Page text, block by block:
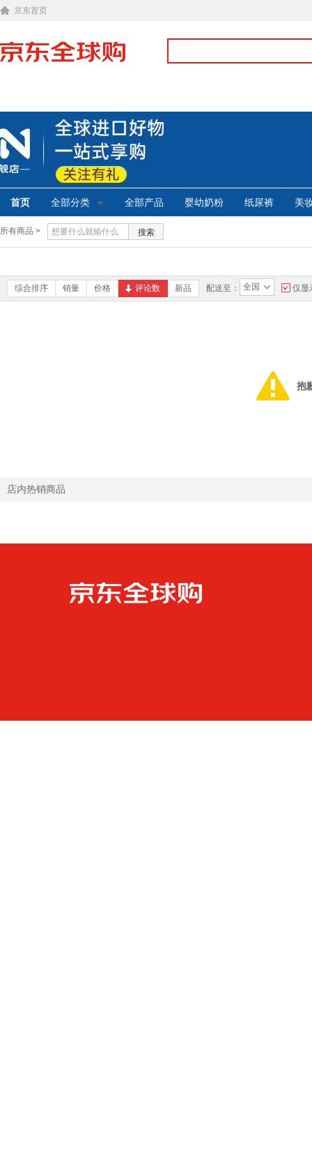
京东首页
首页 全部分类 全部产品 婴幼奶粉 纸尿裤 美
所有商品 > 搜索
综合排序 销量 价格 评论数 新品 配送至： 全国 仅显
抱
店内热销商品